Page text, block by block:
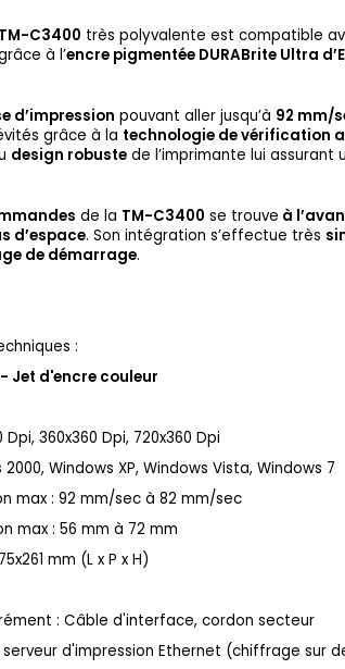
TM-C3400 très polyvalente est compatible
à l’encre pigmentée DURABrite Ultra
d’impression pouvant aller jusqu’à 92 mm/
grâce à la technologie de vérification
design robuste de l’imprimante lui assurant
de la TM-C3400 se trouve à
d’espace. Son intégration s’effectue très
de démarrage.
:
- Jet d'encre couleur
Dpi, 360x360 Dpi, 720x360 Dpi
Windows XP, Windows Vista, Windows 7
max : 92 mm/sec à 82 mm/sec
max : 56 mm à 72 mm
mm (L x P x H)
: Câble d'interface, cordon secteur
d'impression Ethernet (chiffrage sur